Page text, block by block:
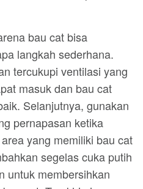
bau cat bisa
langkah sederhana.
tercukupi ventilasi yang
masuk dan bau cat
Selanjutnya, gunakan
pernapasan ketika
yang memiliki bau cat
segelas cuka putih
untuk membersihkan